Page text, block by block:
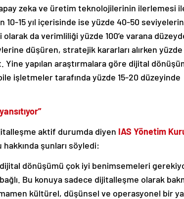
zeka ve üretim teknolojilerinin ilerlemesi
10-15 yıl içerisinde ise yüzde 40-50
da verimliliği yüzde 100’e varana
düşüren, stratejik kararları alırken yüzde
yapılan araştırmalara göre dijital
işletmeler tarafında yüzde 15-20 düzeyinde
aktif durumda diyen IAS Yönetim
hakkında şunları söyledi:
dönüşümü çok iyi benimsemeleri
Bu konuya sadece dijitalleşme olarak
kültürel, düşünsel ve operasyonel bir